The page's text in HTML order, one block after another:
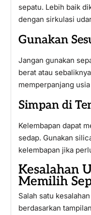
sepatu. Lebih baik
dengan sirkulasi
Gunakan
Jangan gunakan
berat atau
memperpanjang
Simpan di
Kelembapan dapat
sedap. Gunakan
kelembapan jika
Kesalahan
Memilih
Salah satu
berdasarkan